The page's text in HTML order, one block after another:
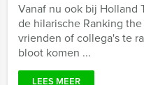
Vanaf nu ook bij Holland
de hilarische Ranking
vrienden of collega's te
bloot komen ...
LEES MEER